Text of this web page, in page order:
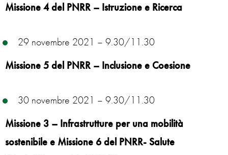
Missione 4 del PNRR – Istruzione e Ricerca
29 novembre 2021 – 9.30/11.30
Missione 5 del PNRR – Inclusione e Coesione
30 novembre 2021 – 9.30/11.30
Missione 3 – Infrastrutture per una mobilità
sostenibile e Missione 6 del PNRR- Salute